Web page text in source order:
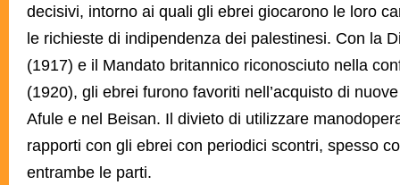
decisivi, intorno ai quali gli ebrei giocarono le loro
le richieste di indipendenza dei palestinesi. Con la
(1917) e il Mandato britannico riconosciuto nella
(1920), gli ebrei furono favoriti nell’acquisto di
Afule e nel Beisan. Il divieto di utilizzare
rapporti con gli ebrei con periodici scontri, spesso
entrambe le parti.